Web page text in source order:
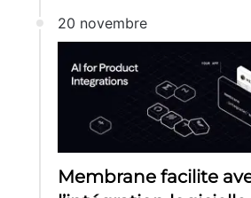
20 novembre
Membrane facilite